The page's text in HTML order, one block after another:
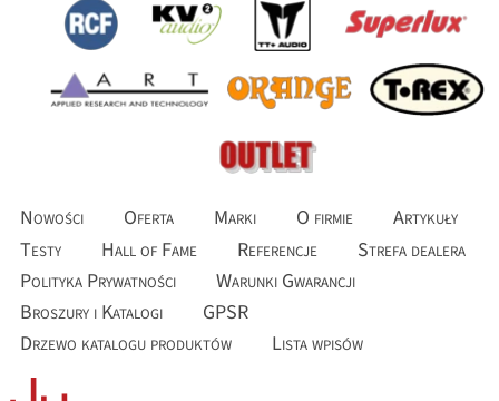
Nowości Oferta Marki O firmie
Artykuły
Testy
Hall of Fame Referencje
Strefa dealera
Polityka Prywatności
Warunki Gwarancji
Broszury i Katalogi
GPSR
Drzewo katalogu produktów
Lista wpisów